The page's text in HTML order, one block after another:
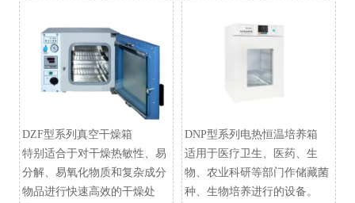
DZF型系列真空干燥箱
特别适合于对干燥热敏性、易
分解、易氧化物质和复杂成分
物品进行快速高效的干燥处
​DNP型系列电热恒温培养箱
适用于医疗卫生、医药、生
物、农业科研等部门作储藏菌
种、生物培养进行的设备。